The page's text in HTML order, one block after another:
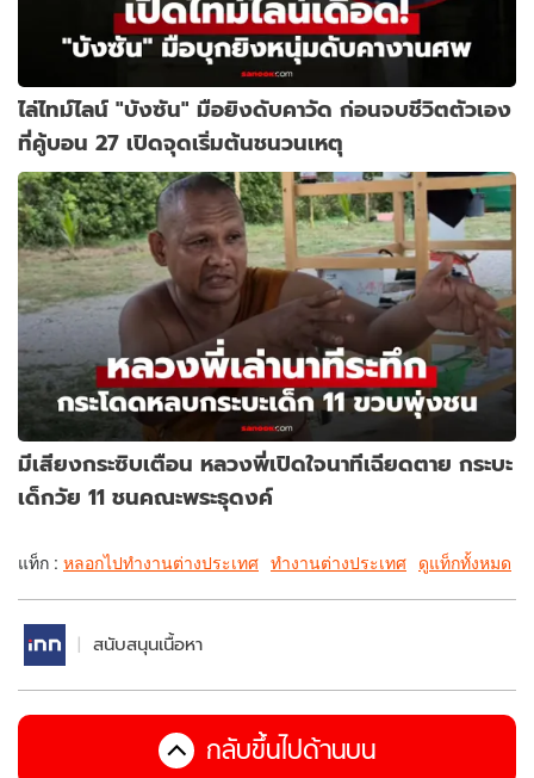
ไล่ไทม์ไลน์ "บังซัน" มือยิงดับคาวัด ก่อนจบชีวิตตัวเอง
ที่คู้บอน 27 เปิดจุดเริ่มต้นชนวนเหตุ
มีเสียงกระซิบเตือน หลวงพี่เปิดใจนาทีเฉียดตาย กระบะ
เด็กวัย 11 ชนคณะพระธุดงค์
แท็ก : หลอกไปทำงานต่างประเทศ ทำงานต่างประเทศ ดูแท็กทั้งหมด
สนับสนุนเนื้อหา
กลับขึ้นไปด้านบน